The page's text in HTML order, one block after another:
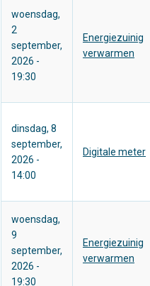
woensdag,
2
september,
2026 -
19:30
Energiezuinig
verwarmen
dinsdag, 8
september,
2026 -
14:00
Digitale meter
woensdag,
9
september,
2026 -
19:30
Energiezuinig
verwarmen